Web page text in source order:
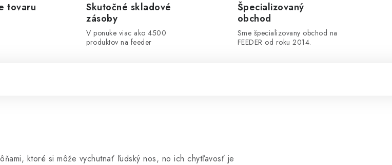
tovaru
Skutočné skladové
zásoby
V ponuke viac ako 4500
produktov na feeder
Špecializovaný
obchod
Sme špecializovany obchod na
FEEDER od roku 2014.
ktoré si môže vychutnať ľudský nos, no ich chytľavosť je